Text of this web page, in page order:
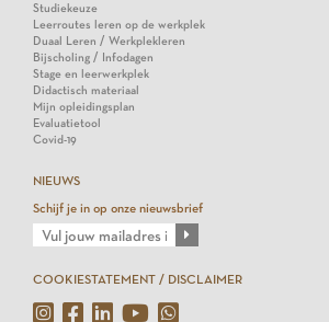
Studiekeuze
Leerroutes leren op de werkplek
Duaal Leren / Werkplekleren
Bijscholing / Infodagen
Stage en leerwerkplek
Didactisch materiaal
Mijn opleidingsplan
Evaluatietool
Covid-19
NIEUWS
Schijf je in op onze nieuwsbrief
COOKIESTATEMENT / DISCLAIMER